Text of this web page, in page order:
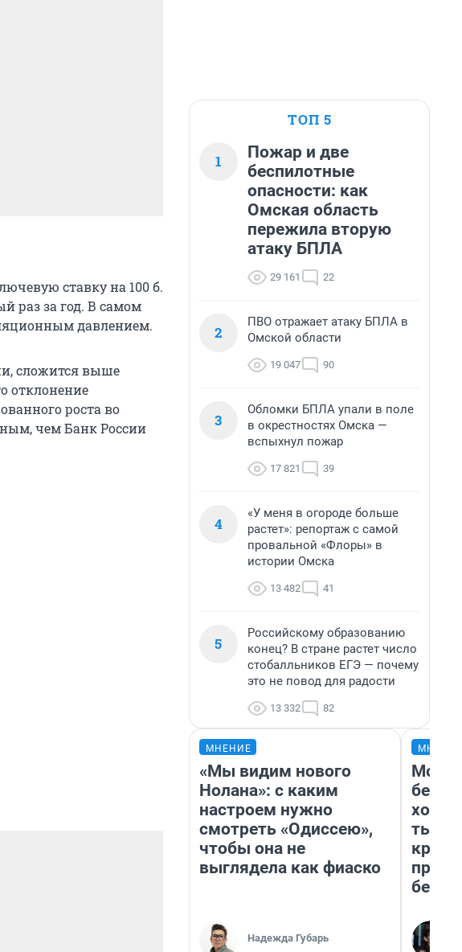
ставку на 100 б.
раз за год. В самом
давлением.
сложится выше
отклонение
роста во
чем Банк России
ТОП 5
1
Пожар и две
беспилотные
опасности: как
Омская область
пережила вторую
атаку БПЛА
29 161 22
2
ПВО отражает атаку БПЛА в
Омской области
19 047 90
3
Обломки БПЛА упали в поле
в окрестностях Омска —
вспыхнул пожар
17 821 39
4
«У меня в огороде больше
растет»: репортаж с самой
провальной «Флоры» в
истории Омска
13 482 41
5
Российскому образованию
конец? В стране растет число
стобалльников ЕГЭ — почему
это не повод для радости
13 332 82
МНЕНИЕ
«Мы видим нового
Нолана»: с каким
настроем нужно
смотреть «Одиссею»,
чтобы она не
выглядела как фиаско
Надежда Губарь
Мой